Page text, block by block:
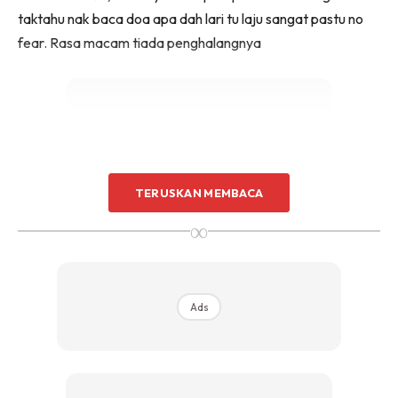
taktahu nak baca doa apa dah lari tu laju sangat pastu no
fear. Rasa macam tiada penghalangnya
Ads
TERUSKAN MEMBACA
∞
Ads